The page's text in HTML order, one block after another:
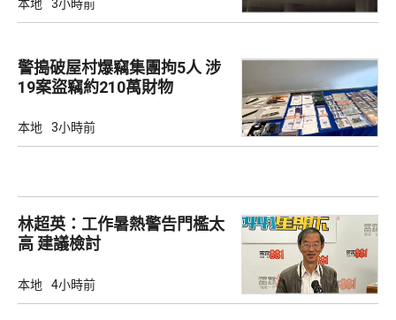
本地 3小時前
警搗破屋村爆竊集團拘5人 涉
19案盜竊約210萬財物
本地 3小時前
林超英：工作暑熱警告門檻太
高 建議檢討
本地 4小時前